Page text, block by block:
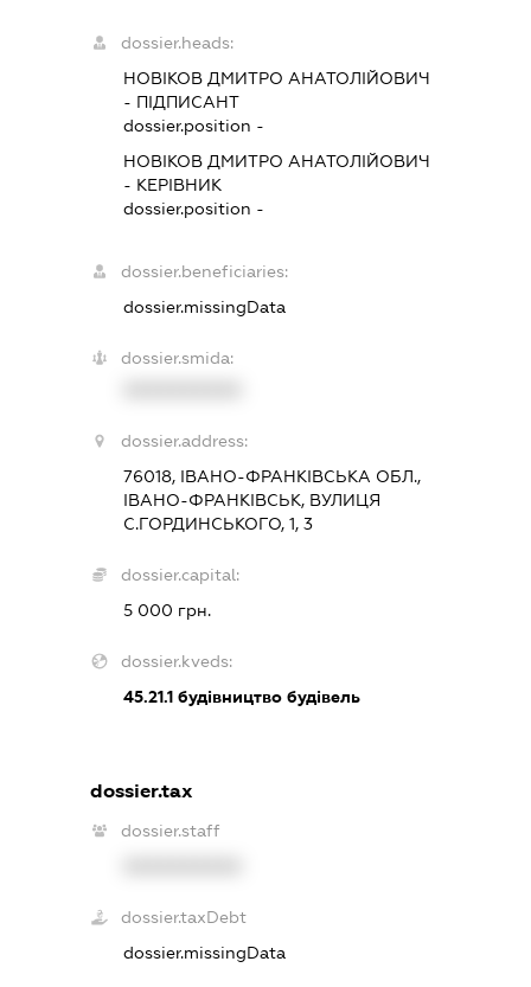
dossier.heads:
НОВІКОВ ДМИТРО АНАТОЛІЙОВИЧ
- ПІДПИСАНТ
dossier.position -
НОВІКОВ ДМИТРО АНАТОЛІЙОВИЧ
- КЕРІВНИК
dossier.position -
dossier.beneficiaries:
dossier.missingData
dossier.smida:
dossier.address:
76018, ІВАНО-ФРАНКІВСЬКА ОБЛ.,
ІВАНО-ФРАНКІВСЬК, ВУЛИЦЯ
С.ГОРДИНСЬКОГО, 1, 3
dossier.capital:
5 000 грн.
dossier.kveds:
45.21.1будівництво будівель
dossier.tax
dossier.staff
dossier.taxDebt
dossier.missingData